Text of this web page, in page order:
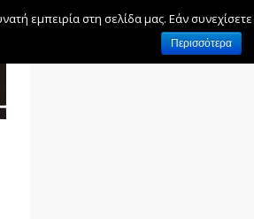
εμπειρία στη σελίδα μας. Εάν
Περισσότερα